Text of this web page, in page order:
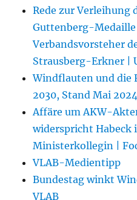
Rede zur Verleihung
Guttenberg-Medaille
Verbandsvorsteher
Strausberg-Erkner |
Windflauten und die
2030, Stand Mai 2024
Affäre um AKW-
widerspricht Habeck
Ministerkollegin |
VLAB-Medientipp
Bundestag winkt
VLAB